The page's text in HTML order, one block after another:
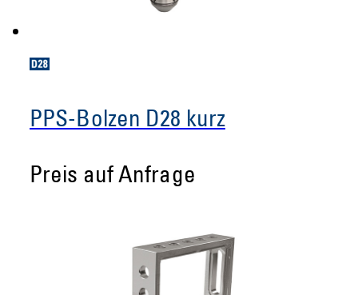
PPS-Bolzen D28 kurz
Preis auf Anfrage